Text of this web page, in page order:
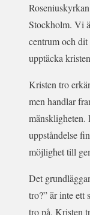
Stockholm. Vi
centrum och
upptäcka
Kristen tro
men handlar
mänskligheten.
uppståndelse
möjlighet till
Det
tro?” är inte ett
tro på. Kristen